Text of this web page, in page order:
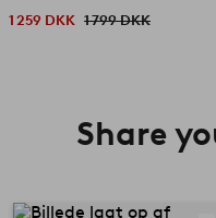
1 259 DKK 1 799 DKK
Share